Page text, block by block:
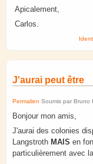
Apicalement,
Carlos.
J'aurai peut être
Permalien Soumis par Bruno
Bonjour mon amis,
J'aurai des colonies
Langstroth MAIS en
particulièrement avec